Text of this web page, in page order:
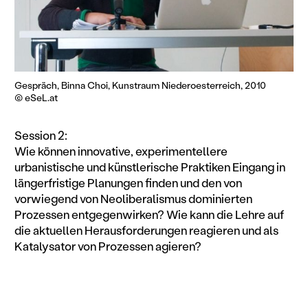
Gespräch, Binna Choi, Kunstraum Niederoesterreich, 2010
© eSeL.at
Session 2:
Wie können innovative, experimentellere
urbanistische und künstlerische Praktiken Eingang in
längerfristige Planungen finden und den von
vorwiegend von Neoliberalismus dominierten
Prozessen entgegenwirken? Wie kann die Lehre auf
die aktuellen Herausforderungen reagieren und als
Katalysator von Prozessen agieren?